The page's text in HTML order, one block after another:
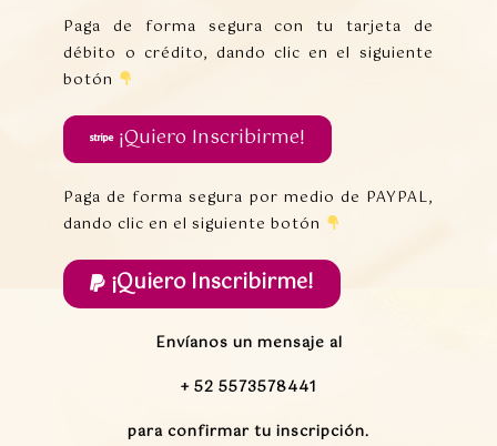
Paga de forma segura con tu tarjeta de
débito o crédito, dando clic en el siguiente
botón
¡Quiero Inscribirme!
Paga de forma segura por medio de PAYPAL,
dando clic en el siguiente botón
¡Quiero Inscribirme!
Envíanos un mensaje al
+ 52 5573578441
para confirmar tu inscripción.